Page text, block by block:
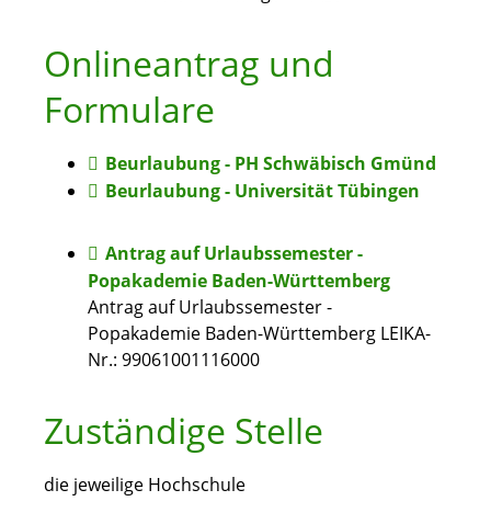
Onlineantrag und
Formulare
Beurlaubung - PH Schwäbisch Gmünd
Beurlaubung - Universität Tübingen
Antrag auf Urlaubssemester -
Popakademie Baden-Württemberg
Antrag auf Urlaubssemester -
Popakademie Baden-Württemberg LEIKA-
Nr.: 99061001116000
Zuständige Stelle
die jeweilige Hochschule